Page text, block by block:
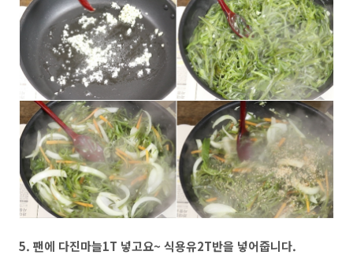
5. 팬에 다진마늘1T 넣고요~ 식용유2T반을 넣어줍니다.